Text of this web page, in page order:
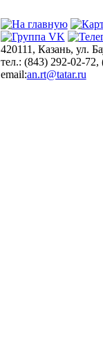
420111, Казань, ул.
тел.: (843) 292-02-72,
email:an.rt@tatar.ru